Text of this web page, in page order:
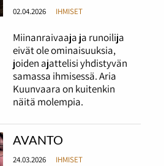
02.04.2026 IHMISET
Miinanraivaaja ja runoilija
eivät ole ominaisuuksia,
joiden ajattelisi yhdistyvän
samassa ihmisessä. Aria
Kuunvaara on kuitenkin
näitä molempia.
AVANTO
24.03.2026 IHMISET